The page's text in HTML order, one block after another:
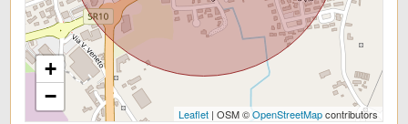
+
−
Leaflet| OSM ©OpenStreetMapcontributors